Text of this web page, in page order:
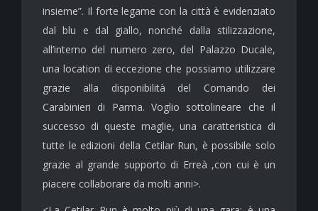
insieme”. Il forte legame con la città è evidenziato
dal blu e dal giallo, nonché dalla stilizzazione,
all’interno del numero zero, del Palazzo Ducale,
una location di eccezione che possiamo utilizzare
grazie alla disponibilità del Comando dei
Carabinieri di Parma. Voglio sottolineare che il
successo di queste maglie, una caratteristica di
tutte le edizioni della Cetilar Run, è possibile solo
grazie al grande supporto di Erreà ,con cui è un
piacere collaborare da molti anni>.